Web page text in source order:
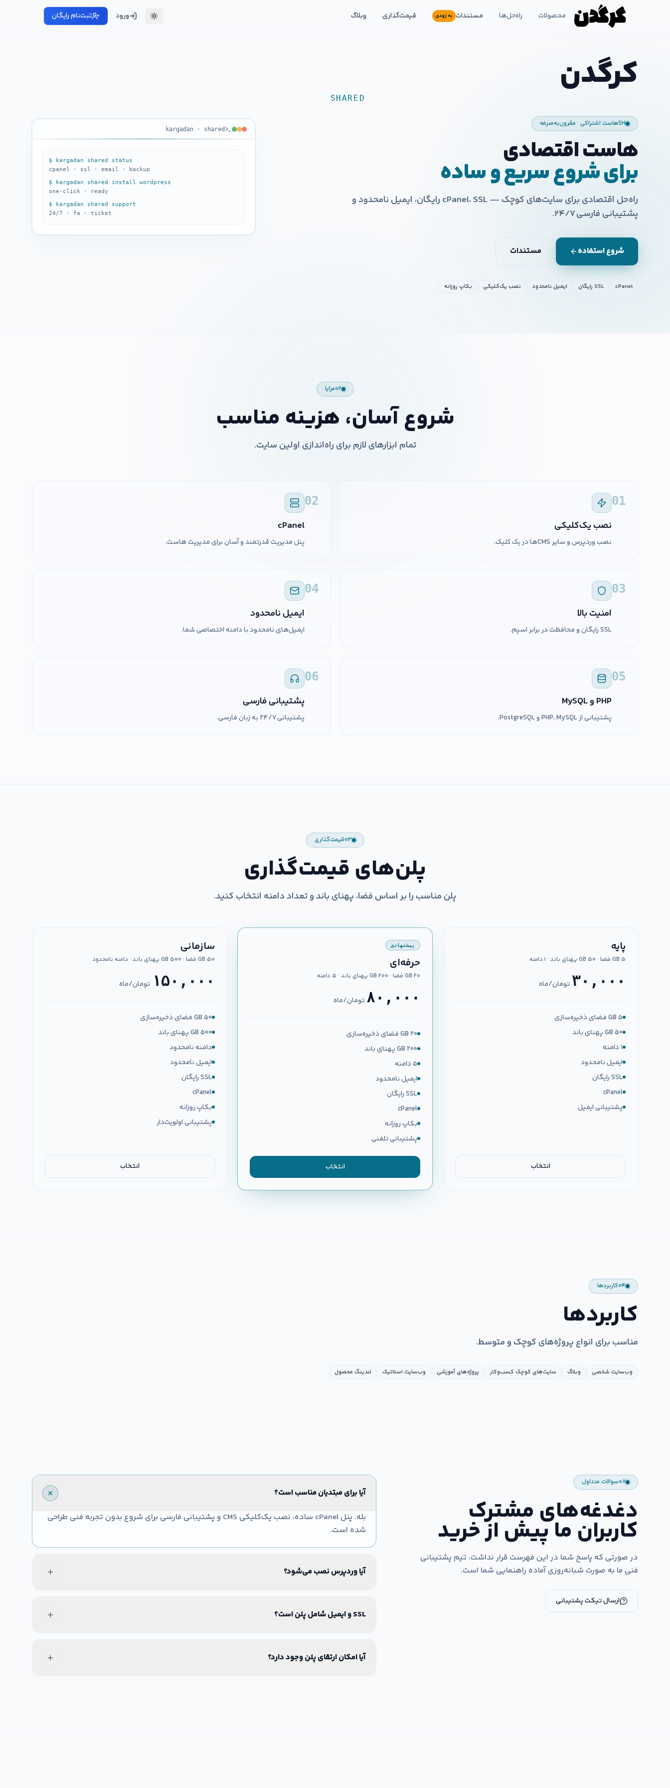
محصولات راه‌حل‌ها مستندات به زودی قیمت‌گذاری وبلاگ ورود ثبت‌نام رایگان
کرگدن SHARED
SHهاست اشتراکی · مقرون‌به‌صرفه
هاست اقتصادی
برای شروع سریع و ساده
راه‌حل اقتصادی برای سایت‌های کوچک — cPanel، SSL رایگان، ایمیل نامحدود و
پشتیبانی فارسی ۲۴/۷.
شروع استفاده مستندات
cPanel SSL رایگان ایمیل نامحدود نصب یک‌کلیکی بکاپ روزانه
kargadan · shared
· SHARED
$ kargadan shared status
cpanel · ssl · email · backup
$ kargadan shared install wordpress
one-click · ready
$ kargadan shared support
24/7 · fa · ticket
۰۲مزایا
شروع آسان، هزینه مناسب
تمام ابزارهای لازم برای راه‌اندازی اولین سایت.
01
نصب یک‌کلیکی
نصب وردپرس و سایر CMSها در یک کلیک.
02
cPanel
پنل مدیریت قدرتمند و آسان برای مدیریت هاست.
03
امنیت بالا
SSL رایگان و محافظت در برابر اسپم.
04
ایمیل نامحدود
ایمیل‌های نامحدود با دامنه اختصاصی شما.
05
PHP و MySQL
پشتیبانی از PHP، MySQL و PostgreSQL.
06
پشتیبانی فارسی
پشتیبانی ۲۴/۷ به زبان فارسی.
۰۳قیمت‌گذاری
پلن‌های قیمت‌گذاری
پلن مناسب را بر اساس فضا، پهنای باند و تعداد دامنه انتخاب کنید.
پایه
۵ GB فضا · ۵۰ GB پهنای باند · ۱ دامنه
۳۰,۰۰۰ تومان/ماه
۵ GB فضای ذخیره‌سازی
۵۰ GB پهنای باند
۱ دامنه
ایمیل نامحدود
SSL رایگان
cPanel
پشتیبانی ایمیل
انتخاب
پیشنهادی
حرفه‌ای
۲۰ GB فضا · ۲۰۰ GB پهنای باند · ۵ دامنه
۸۰,۰۰۰ تومان/ماه
۲۰ GB فضای ذخیره‌سازی
۲۰۰ GB پهنای باند
۵ دامنه
ایمیل نامحدود
SSL رایگان
cPanel
بکاپ روزانه
پشتیبانی تلفنی
انتخاب
سازمانی
۵۰ GB فضا · ۵۰۰ GB پهنای باند · دامنه نامحدود
۱۵۰,۰۰۰ تومان/ماه
۵۰ GB فضای ذخیره‌سازی
۵۰۰ GB پهنای باند
دامنه نامحدود
ایمیل نامحدود
SSL رایگان
cPanel
بکاپ روزانه
پشتیبانی اولویت‌دار
انتخاب
۰۴کاربردها
کاربردها
مناسب برای انواع پروژه‌های کوچک و متوسط.
وب‌سایت شخصی وبلاگ سایت‌های کوچک کسب‌وکار پروژه‌های آموزشی وب‌سایت استاتیک لندینگ محصول
۰۸سوالات متداول
دغدغه‌های مشترک
کاربران ما پیش از خرید
در صورتی که پاسخ شما در این فهرست قرار نداشت، تیم پشتیبانی
فنی ما به صورت شبانه‌روزی آماده راهنمایی شما است.
ارسال تیکت پشتیبانی
آیا برای مبتدیان مناسب است؟
بله. پنل cPanel ساده، نصب یک‌کلیکی CMS و پشتیبانی فارسی برای شروع بدون تجربه فنی طراحی
شده است.
آیا وردپرس نصب می‌شود؟
SSL و ایمیل شامل پلن است؟
آیا امکان ارتقای پلن وجود دارد؟